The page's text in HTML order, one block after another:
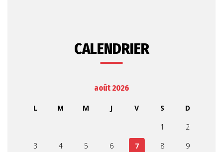
CALENDRIER
août 2026
L M M J V S
D
1
2
3
4 5 6 7 8
9